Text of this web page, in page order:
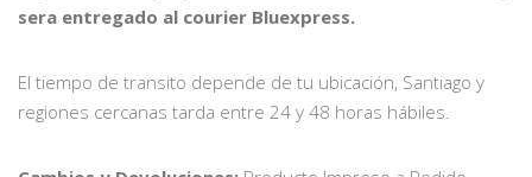
sera entregado al courier Bluexpress.
El tiempo de transito depende de tu ubicación, Santiago y
regiones cercanas tarda entre 24 y 48 horas hábiles.